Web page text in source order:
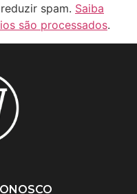
spam. Saiba
são processados.